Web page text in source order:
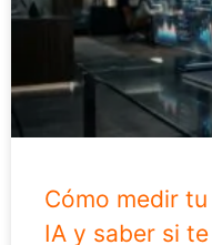
Cómo medir
IA y saber si